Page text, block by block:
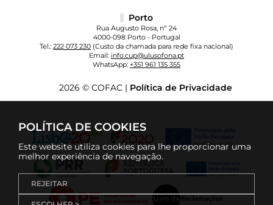
POLÍTICA DE COOKIES
Este website utiliza cookies para lhe proporcionar uma
melhor experiência de navegação.
REJEITAR
Porto
Rua Augusto Rosa, nº 24
4000-098 Porto - Portugal
Tel.: 222 073 230 (Custo da chamada para rede fixa nacional)
Email: info.cup@ulusofona.pt
WhatsApp: +351 961 135 355
2026 © COFAC | Política de Privacidade